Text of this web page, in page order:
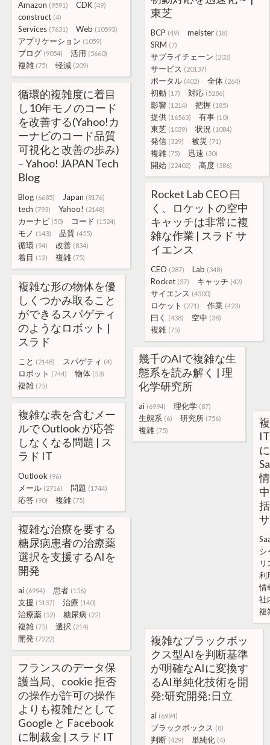
東芝
BCP (49) meister (18)
SRM (7)
サプライチェーン (203)
サービス (20137)
ポータル (402) 全体 (264)
初動 (17) 対応 (5286)
影響 (1214) 把握 (185)
提供 (16563) 有事 (10)
東芝 (1039) 状況 (1084)
発信 (329) 被災 (71)
複雑 (75) 迅速 (30)
開始 (22402) 高度 (386)
Amazon (9591) CDK (49)
construct (4)
Services (7631) Web (10593)
アプリケーション (1059)
ブログ (9054) 活用 (5660)
複雑 (75) 軽減 (209)
循環的複雑度に着目
し10年モノのコード
を改善する(Yahoo!カ
ーナビのコード品質
可視化と改善の歩み)
– Yahoo! JAPAN Tech
Blog
Blog (6685) Japan (8176)
tech (793) Yahoo! (2148)
カーナビ (50) コード (1524)
モノ (143) 品質 (455)
循環 (94) 改善 (834)
着目 (12) 複雑 (75)
Rocket Lab CEO 曰
く、ロケットの空中
キャッチは非常に複
雑な作業 | スラド サ
イエンス
CEO (287) Lab (348)
Rocket (37) キャッチ (42)
サイエンス (4300)
ロケット (271) 作業 (423)
曰く (438) 空中 (38)
複雑 (75)
複雑な形の物体を優
しくつかみ取ること
ができるスパゲティ
のようなロボット |
スラド
こと (2148) スパゲティ (4)
ロボット (744) 物体 (53)
複雑 (75)
幾千のAIで複雑な生
態系を読み解く | 理
化学研究所
ai (6994) 理化学 (87)
生態系 (6) 研究所 (756)
複雑 (75)
シ
リ
利
情
社
複
複雑な表を含むメー
ルで Outlook が応答
しなくなる問題 | ス
ラド IT
Outlook (96)
メール (2716) 問題 (1744)
応答 (90) 複雑 (75)
複雑な治療を要する
糖尿病患者の治療薬
選択を支援するAIを
開発
ai (6994) 患者 (156)
支援 (5137) 治療 (140)
治療薬 (52) 糖尿病 (22)
複雑 (75) 選択 (214)
開発 (7222)
複雑なブラックボッ
クス型AIを判断基準
が明確なAIに変換す
るAI単純化技術を開
発:研究開発:日立
ai (6994)
ブラックボックス (8)
判断 (429) 単純化 (4)
フランスのデータ保
護当局、cookie 拒否
の操作が許可の操作
よりも複雑だとして
Google と Facebook
に制裁金 | スラド IT